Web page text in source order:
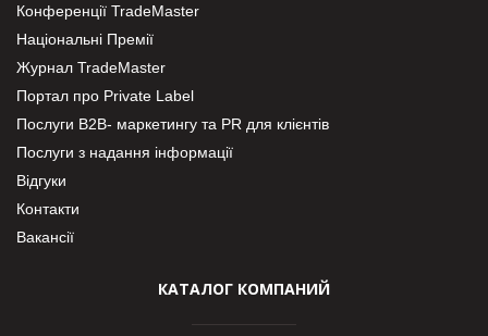
Конференції TradeMaster
Національні Премії
Журнал TradeMaster
Портал про Private Label
Послуги В2В- маркетингу та PR для клієнтів
Послуги з надання інформації
Відгуки
Контакти
Вакансії
КАТАЛОГ КОМПАНИЙ